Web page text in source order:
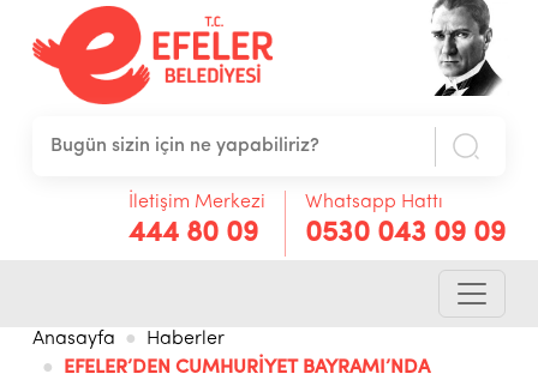
İletişim Merkezi
444 80 09
Whatsapp Hattı
0530 043 09 09
Anasayfa
Haberler
EFELER’DEN CUMHURİYET BAYRAMI’NDA